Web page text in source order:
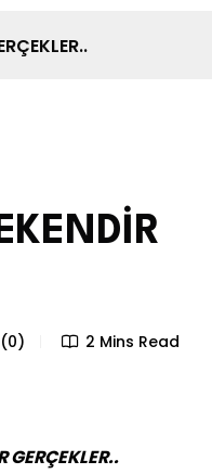
2 Mins Read
GERÇEKLER..